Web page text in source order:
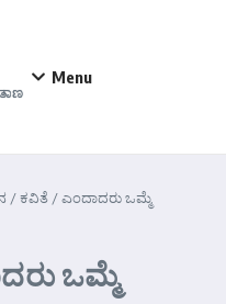
Menu
/ಕವಿತೆ /ಎಂದಾದರು ಒಮ್ಮೆ
ಒಮ್ಮೆ